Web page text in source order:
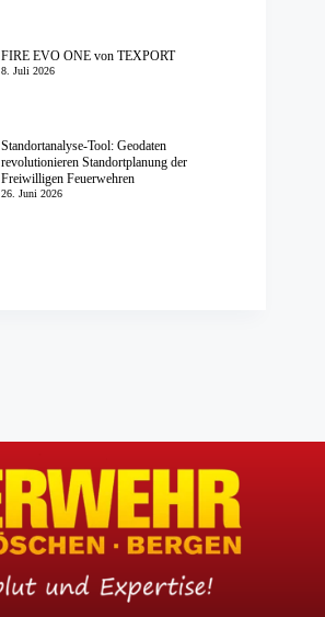
FIRE EVO ONE von TEXPORT
8. Juli 2026
Standortanalyse-Tool: Geodaten
revolutionieren Standortplanung der
Freiwilligen Feuerwehren
26. Juni 2026